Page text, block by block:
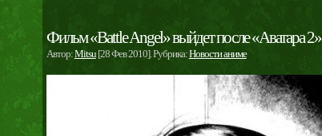
Фильм «Battle Angel» выйдет после «Аватара 2»
Автор:Mitsu[28 Фев 2010]. Рубрика:Новости аниме